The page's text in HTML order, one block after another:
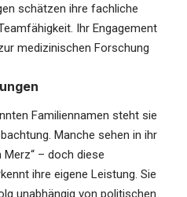
schätzen ihre fachliche
Ihr Engagement
medizinischen Forschung
Familiennamen steht sie
Manche sehen in ihr
Merz“ – doch diese
ihre eigene Leistung. Sie
unabhängig von politischen